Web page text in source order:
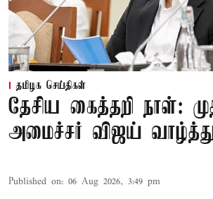
தமிழக செய்திகள்
தேசிய கைத்தறி நாள்:
அமைச்சர் விஜய்
Published on: 06 Aug 2026, 3:49 pm